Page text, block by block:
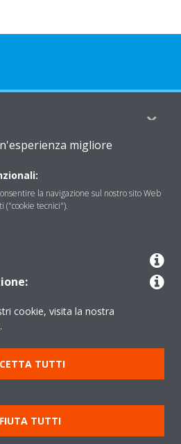
© Daikin
sulla protezione dei dati
Informativa Legale
Data Act
migliore
la navigazione sul nostro sito Web
("cookie tecnici").
cookie, visita la nostra
.
TUTTI
TUTTI